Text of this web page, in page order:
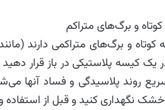
و برگ‌های متراکم
کوتاه و برگ‌های متراکمی‌ دارند
در یک کیسه پلاستیکی در باز قرار
روند پلاسیدگی و فساد آنها
خشک نگهداری کنید و قبل از